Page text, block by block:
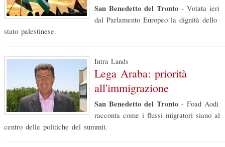
San Benedetto del Tronto - Votata ieri
dal Parlamento Europeo la dignità dello
stato palestinese.
Intra Lands
Lega Araba: priorità
all'immigrazione
San Benedetto del Tronto - Foad Aodi
racconta come i flussi migratori siano al
centro delle politiche del summit.